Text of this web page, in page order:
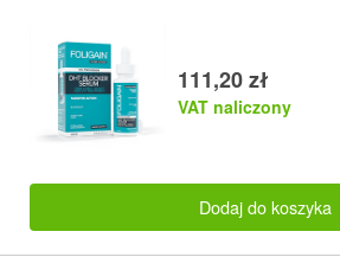
111,20 zł
VAT naliczony
Dodaj do koszyka